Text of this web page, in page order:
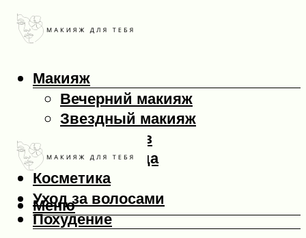
Макияж
Вечерний макияж
Звездный макияж
Макияж глаз
Макияж лица
Косметика
Уход за волосами
Похудение
Меню